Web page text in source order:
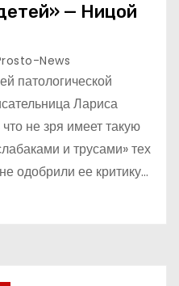
— Ницой
News
патологической
Лариса
не зря имеет такую
и трусами» тех
одобрили ее критику…